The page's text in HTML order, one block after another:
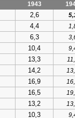
1943
2,6
4,4
6,3
10,4
13,3
14,2
16,9
16,5
13,2
10,3